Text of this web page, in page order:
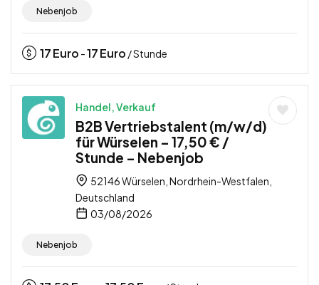
Nebenjob
17Euro -17Euro / Stunde
Handel, Verkauf
B2B Vertriebstalent (m/w/d)
für Würselen – 17,50 € /
Stunde – Nebenjob
52146 Würselen, Nordrhein-Westfalen,
Deutschland
03/08/2026
Nebenjob